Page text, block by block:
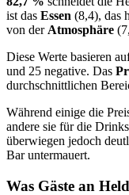
ist das Essen (8,4), das
von der Atmosphäre
Diese Werte basieren
und 25 negative. Das
durchschnittlichen
Während einige die
andere sie für die
überwiegen jedoch
Bar untermauert.
Was Gäste an